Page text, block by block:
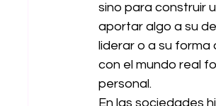
sino para construir
aportar algo a su
liderar o a su
con el mundo real
personal.
En las sociedades